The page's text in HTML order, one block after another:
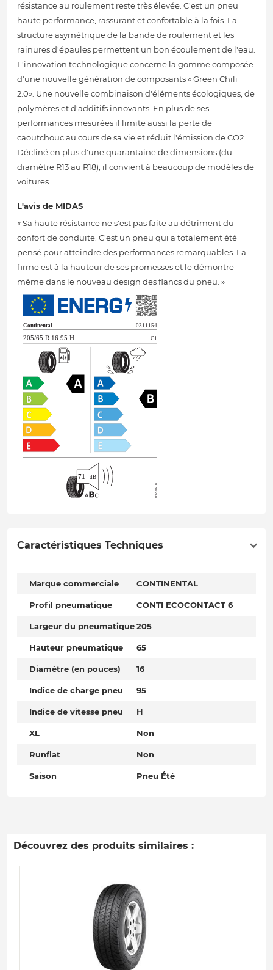
résistance au roulement reste très élevée. C'est un pneu
haute performance, rassurant et confortable à la fois. La
structure asymétrique de la bande de roulement et les
rainures d'épaules permettent un bon écoulement de l'eau.
L'innovation technologique concerne la gomme composée
d'une nouvelle génération de composants « Green Chili
2.0». Une nouvelle combinaison d'éléments écologiques, de
polymères et d'additifs innovants. En plus de ses
performances mesurées il limite aussi la perte de
caoutchouc au cours de sa vie et réduit l'émission de CO2.
Décliné en plus d'une quarantaine de dimensions (du
diamètre R13 au R18), il convient à beaucoup de modèles de
voitures.
L'avis de MIDAS
« Sa haute résistance ne s'est pas faite au détriment du
confort de conduite. C'est un pneu qui a totalement été
pensé pour atteindre des performances remarquables. La
firme est à la hauteur de ses promesses et le démontre
même dans le nouveau design des flancs du pneu. »
Caractéristiques Techniques
Marque commerciale CONTINENTAL
Profil pneumatique CONTI ECOCONTACT 6
Largeur du pneumatique205
Hauteur pneumatique 65
Diamètre (en pouces) 16
Indice de charge pneu 95
Indice de vitesse pneu H
XL Non
Runflat Non
Saison Pneu Été
Découvrez des produits similaires :